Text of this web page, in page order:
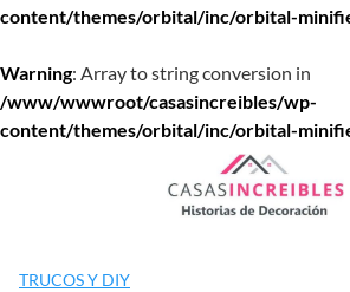
content/themes/orbital/inc/orbital-
Warning: Array to string conversion in
/www/wwwroot/casasincreibles/wp-
content/themes/orbital/inc/orbital-
TRUCOS Y DIY